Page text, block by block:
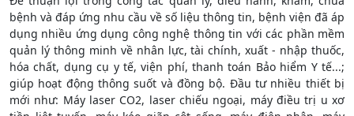
bệnh và đáp ứng nhu cầu về số liệu thông tin, bệnh viện đã áp
dụng nhiều ứng dụng công nghệ thông tin với các phần mềm
quản lý thông minh về nhân lực, tài chính, xuất - nhập thuốc,
hóa chất, dụng cụ y tế, viện phí, thanh toán Bảo hiểm Y tế...;
giúp hoạt động thông suốt và đồng bộ. Đầu tư nhiều thiết bị
mới như: Máy laser CO2, laser chiếu ngoại, máy điều trị u xơ